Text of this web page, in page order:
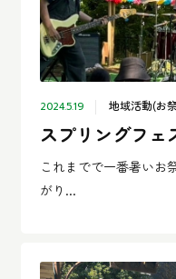
2024.5.19 地域活動(お
スプリングフェ
これまでで一番暑いお
がり...